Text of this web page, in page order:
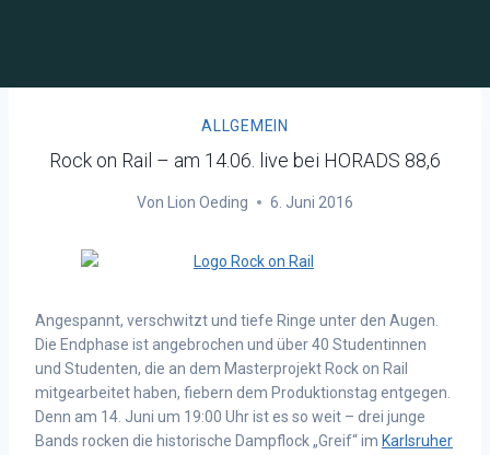
ALLGEMEIN
Rock on Rail – am 14.06. live bei HORADS 88,6
Von Lion Oeding 6. Juni 2016
Angespannt, verschwitzt und tiefe Ringe unter den Augen.
Die Endphase ist angebrochen und über 40 Studentinnen
und Studenten, die an dem Masterprojekt Rock on Rail
mitgearbeitet haben, fiebern dem Produktionstag entgegen.
Denn am 14. Juni um 19:00 Uhr ist es so weit – drei junge
Bands rocken die historische Dampflock „Greif“ im Karlsruher